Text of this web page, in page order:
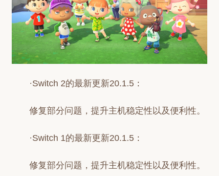
·Switch 2的最新更新20.1.5：
修复部分问题，提升主机稳定性以及便利性。
·Switch 1的最新更新20.1.5：
修复部分问题，提升主机稳定性以及便利性。